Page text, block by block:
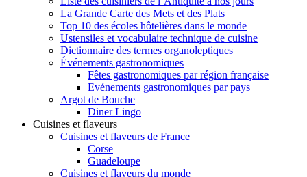
La Grande Carte des Mets et des Plats
Top 10 des écoles hôtelières dans le monde
Ustensiles et vocabulaire technique de cuisine
Dictionnaire des termes organoleptiques
Événements gastronomiques
Fêtes gastronomiques par région française
Evénements gastronomiques par pays
Argot de Bouche
Diner Lingo
Cuisines et flaveurs
Cuisines et flaveurs de France
Corse
Guadeloupe
Cuisines et flaveurs du monde